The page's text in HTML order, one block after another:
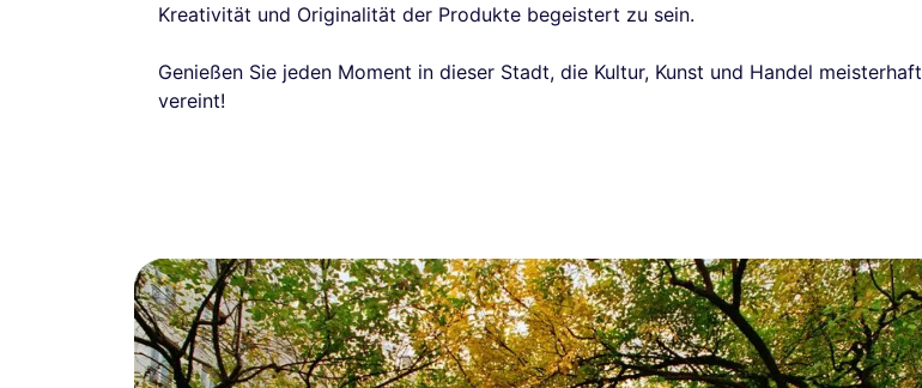
Kreativität und Originalität der Produkte begeistert zu sein.
Genießen Sie jeden Moment in dieser Stadt, die Kultur, Kunst und Handel meisterhaft
vereint!